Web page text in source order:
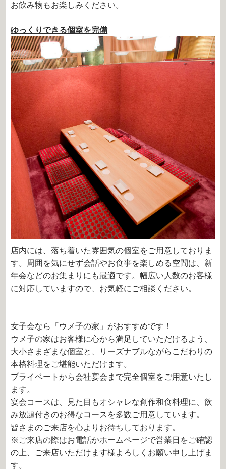
お飲み物もお楽しみください。
ゆっくりできる個室を完備
店内には、落ち着いた雰囲気の個室をご用意しておりま
す。周囲を気にせず会話やお食事を楽しめる空間は、新
年会などのお集まりにも最適です。幅広い人数のお客様
に対応していますので、お気軽にご相談ください。
女子会なら「ウメ子の家」がおすすめです！
ウメ子の家はお客様に心から満足していただけるよう、
大小さまざまな個室と、リーズナブルながらこだわりの
本格料理をご堪能いただけます。
プライベートから会社宴会まで完全個室をご用意いたし
ます。
宴会コースは、見た目もオシャレな創作和食料理に、飲
み放題付きのお得なコースを多数ご用意しています。
皆さまのご来店を心よりお待ちしております。
※ご来店の際はお電話かホームページで営業日をご確認
の上、ご来店いただけます様よろしくお願い申し上げま
す。